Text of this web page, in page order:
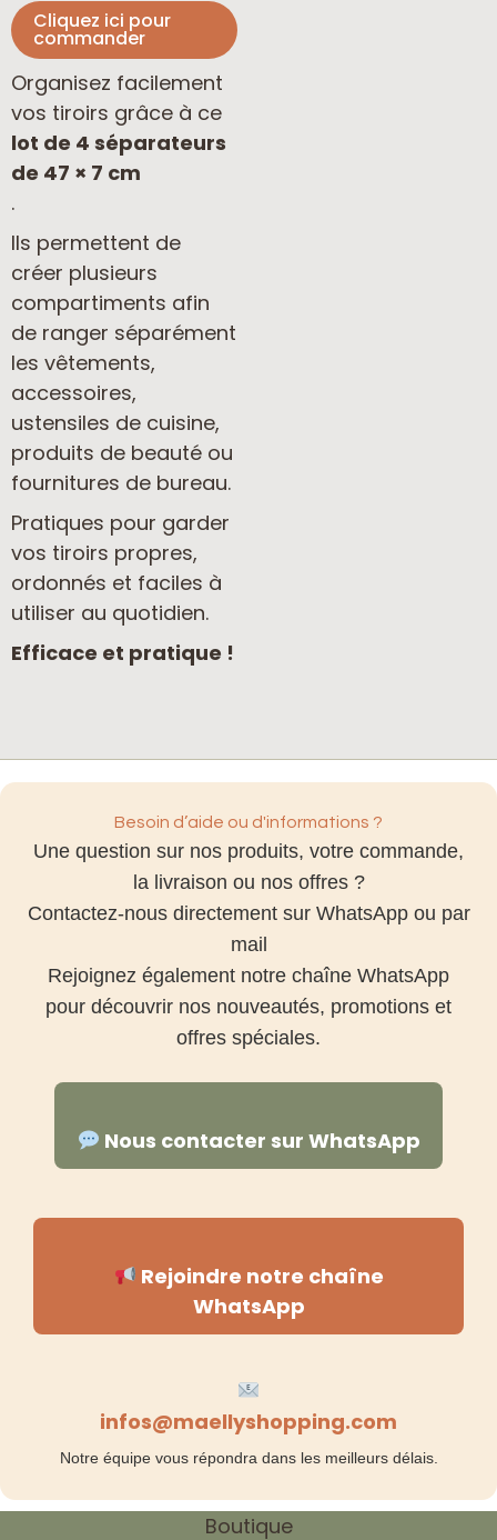
5
Cliquez ici pour
commander
Organisez facilement
vos tiroirs grâce à ce
lot de 4 séparateurs
de 47 × 7 cm
.
Ils permettent de
créer plusieurs
compartiments afin
de ranger séparément
les vêtements,
accessoires,
ustensiles de cuisine,
produits de beauté ou
fournitures de bureau.
Pratiques pour garder
vos tiroirs propres,
ordonnés et faciles à
utiliser au quotidien.
Efficace et pratique !
Besoin d’aide ou d'informations ?
Une question sur nos produits, votre commande,
la livraison ou nos offres ?
Contactez-nous directement sur WhatsApp ou par
mail
Rejoignez également notre chaîne WhatsApp
pour découvrir nos nouveautés, promotions et
offres spéciales.
Nous contacter sur WhatsApp
Rejoindre notre chaîne
WhatsApp
infos@maellyshopping.com
Notre équipe vous répondra dans les meilleurs délais.
Boutique